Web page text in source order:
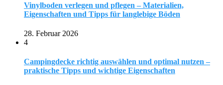
Vinylboden verlegen und pflegen – Materialien,
Eigenschaften und Tipps für langlebige Böden
28. Februar 2026
4
Campingdecke richtig auswählen und optimal nutzen –
praktische Tipps und wichtige Eigenschaften